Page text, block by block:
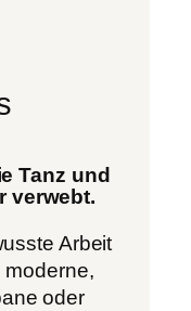
Tanz und
verwebt.
Arbeit
moderne,
oder